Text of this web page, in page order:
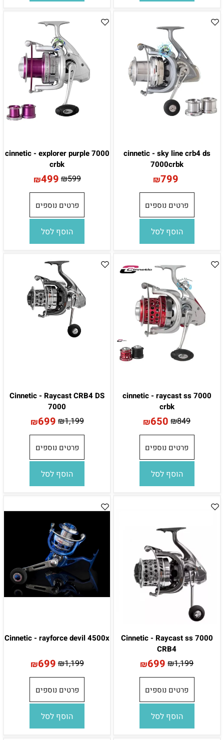
cinnetic - sky line crb4 ds
7000crbk
₪799
פרטים נוספים
הוסף לסל
cinnetic - explorer purple 7000
crbk
₪599
₪499
פרטים נוספים
הוסף לסל
cinnetic - raycast ss 7000
crbk
₪849
₪650
פרטים נוספים
הוסף לסל
Cinnetic - Raycast CRB4 DS
7000
₪1,199
₪699
פרטים נוספים
הוסף לסל
Cinnetic - Raycast ss 7000
CRB4
₪1,199
₪699
פרטים נוספים
הוסף לסל
Cinnetic - rayforce devil 4500x
₪1,199
₪699
פרטים נוספים
הוסף לסל